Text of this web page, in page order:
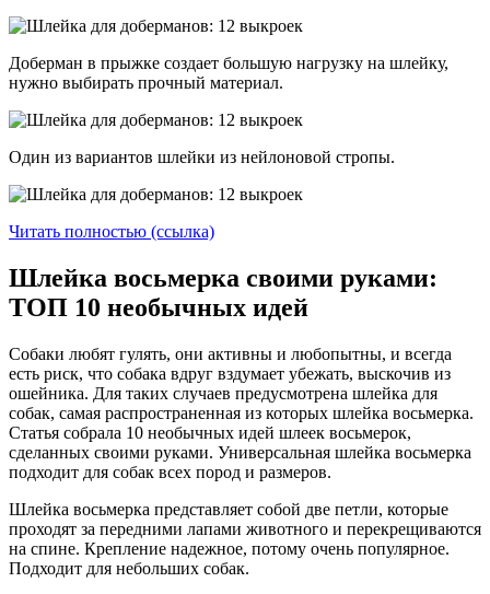
Доберман в прыжке создает большую нагрузку на шлейку,
нужно выбирать прочный материал.
Один из вариантов шлейки из нейлоновой стропы.
Читать полностью (ссылка)
Шлейка восьмерка своими руками:
ТОП 10 необычных идей
Собаки любят гулять, они активны и любопытны, и всегда
есть риск, что собака вдруг вздумает убежать, выскочив из
ошейника. Для таких случаев предусмотрена шлейка для
собак, самая распространенная из которых шлейка восьмерка.
Статья собрала 10 необычных идей шлеек восьмерок,
сделанных своими руками. Универсальная шлейка восьмерка
подходит для собак всех пород и размеров.
Шлейка восьмерка представляет собой две петли, которые
проходят за передними лапами животного и перекрещиваются
на спине. Крепление надежное, потому очень популярное.
Подходит для небольших собак.